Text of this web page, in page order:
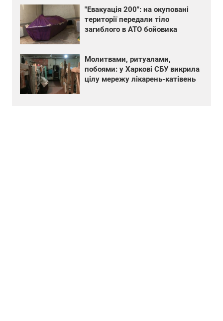
"Евакуація 200": на окуповані
території передали тіло
загиблого в АТО бойовика
Молитвами, ритуалами,
побоями: у Харкові СБУ викрила
цілу мережу лікарень-катівень